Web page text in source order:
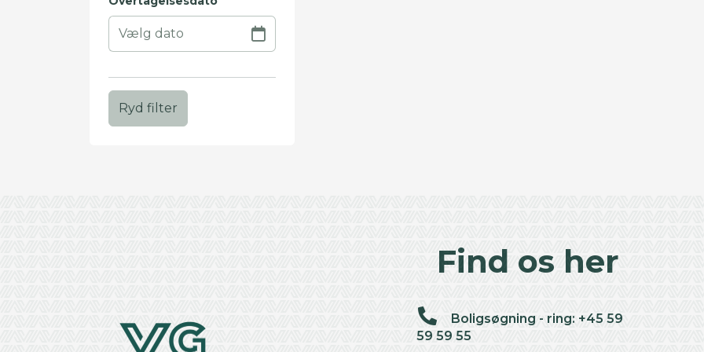
Ryd filter
Find os her
Boligsøgning - ring: +45 59
59 59 55